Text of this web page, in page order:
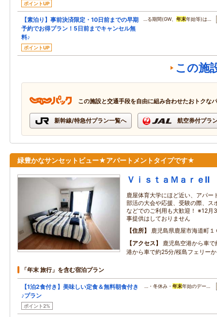
ポイントUP
【素泊り】事前決済限定・10日前までの早期
予約でお得プラン！5日前までキャンセル無
料♪
ポイントUP
…る期間(GW、 年末年始等)は…
この施
この施設と交通手段を自由に組み合わせたおトクな
新幹線/特急付プラン一覧へ 航空券付プラ
緑豊かなサンセットビュー★アパートメントタイプです★
ＶｉｓｔａＭａｒｅⅡ
鹿屋体育大学にほど近い、アパー
部活の大会や応援、受験の際、ス
などでのご利用も大歓迎！ ※12月
事提供はしておりません
住所
鹿児島県鹿屋市海道町１
アクセス
鹿児島空港から車
港から車で約25分/桜島フェリー
「年末 旅行」を含む宿泊プラン
【1泊2食付き】美味しい定食＆無料朝食付き
♪プラン
ポイント2%
…・冬休み・ 年末年始のデー…